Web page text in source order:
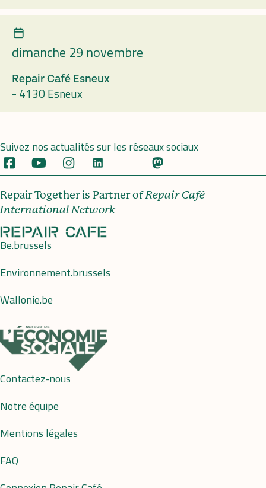
dimanche 29 novembre
Repair Café Esneux
- 4130 Esneux
Suivez nos actualités sur les réseaux sociaux
Repair Together is Partner ofRepair Café
International Network
Be.brussels
Environnement.brussels
Wallonie.be
Contactez-nous
Notre équipe
Mentions légales
FAQ